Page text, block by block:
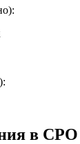
в СРО